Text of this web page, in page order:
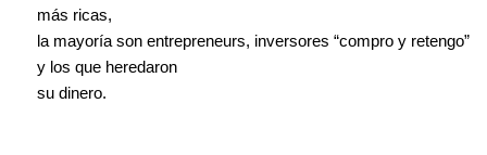
más ricas,
la mayoría son entrepreneurs, inversores “compro y retengo”
y los que heredaron
su dinero.